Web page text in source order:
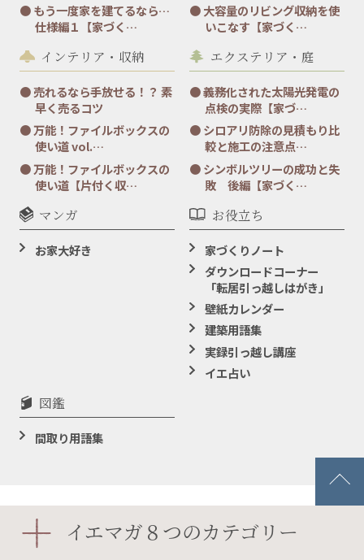
もう一度家を建てるなら…
仕様編１【家づく…
大容量のリビング収納を使
いこなす【家づく…
インテリア・収納
売れるなら手放せる！？ 素
早く売るコツ
万能！ファイルボックスの
使い道 vol.…
万能！ファイルボックスの
使い道【片付く収…
エクステリア・庭
義務化された太陽光発電の
点検の実際【家づ…
シロアリ防除の見積もり比
較と施工の注意点…
シンボルツリーの成功と失
敗 後編【家づく…
マンガ
お家大好き
お役立ち
家づくりノート
ダウンロードコーナー
「転居引っ越しはがき」
壁紙カレンダー
建築用語集
実録引っ越し講座
イエ占い
図鑑
間取り用語集
イエマガ８つのカテゴリー